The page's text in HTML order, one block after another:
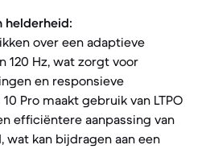
helderheid:
over een adaptieve
120 Hz, wat zorgt voor
en responsieve
Pro maakt gebruik van LTPO
efficiëntere aanpassing van
wat kan bijdragen aan een